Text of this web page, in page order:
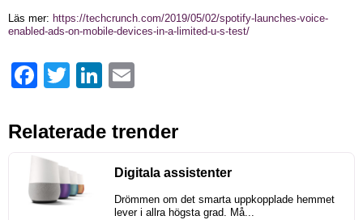
Läs mer: https://techcrunch.com/2019/05/02/spotify-launches-voice-
enabled-ads-on-mobile-devices-in-a-limited-u-s-test/
FacebookTwitter LinkedIn
Relaterade trender
Digitala assistenter
Drömmen om det smarta uppkopplade hemmet
lever i allra högsta grad. Må...